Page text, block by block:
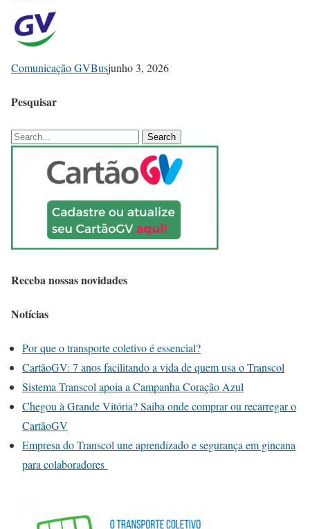
Comunicação GVBusjunho 3, 2026
Pesquisar
Search
Receba nossas novidades
Notícias
Por que o transporte coletivo é essencial?
CartãoGV: 7 anos facilitando a vida de quem usa o Transcol
Sistema Transcol apoia a Campanha Coração Azul
Chegou à Grande Vitória? Saiba onde comprar ou recarregar o
CartãoGV
Empresa do Transcol une aprendizado e segurança em gincana
para colaboradores